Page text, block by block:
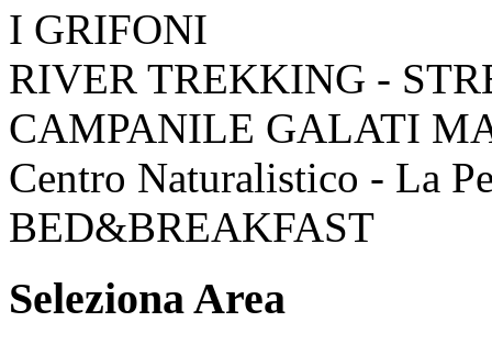
I GRIFONI
RIVER TREKKING -
CAMPANILE GALATI
Centro Naturalistico - La
BED&BREAKFAST
Seleziona Area